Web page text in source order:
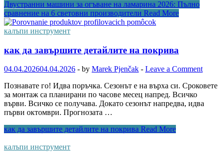
Двустранни машини за огъване на ламарина 2026: Пълно
сравнение на 6 световни производители Read More
калъпи инструмент
как да завършите детайлите на покрива
04.04.202604.04.2026 - by Marek Pjenčak - Leave a Comment
Познавате го! Идва поръчка. Сезонът е на върха си. Сроковете
за монтаж са планирани по часове месец напред. Всичко
върви. Всичко се получава. Докато сезонът напредва, идва
първи октомври. Прогнозата …
как да завършите детайлите на покрива Read More
калъпи инструмент